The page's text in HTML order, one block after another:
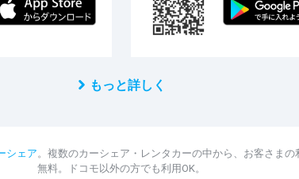
もっと詳しく
シェア。複数のカーシェア・レンタカーの中から、お客さま
無料。ドコモ以外の方でも利用OK。